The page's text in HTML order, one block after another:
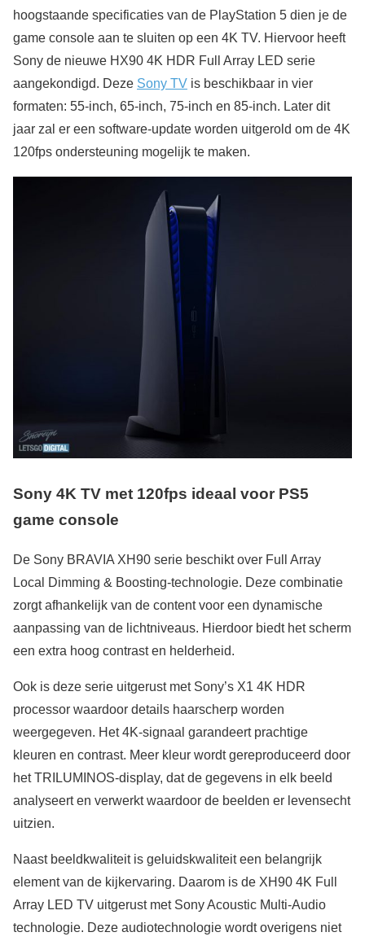
hoogstaande specificaties van de PlayStation 5 dien je de
game console aan te sluiten op een 4K TV. Hiervoor heeft
Sony de nieuwe HX90 4K HDR Full Array LED serie
aangekondigd. Deze Sony TV is beschikbaar in vier
formaten: 55-inch, 65-inch, 75-inch en 85-inch. Later dit
jaar zal er een software-update worden uitgerold om de 4K
120fps ondersteuning mogelijk te maken.
Sony 4K TV met 120fps ideaal voor PS5
game console
De Sony BRAVIA XH90 serie beschikt over Full Array
Local Dimming & Boosting-technologie. Deze combinatie
zorgt afhankelijk van de content voor een dynamische
aanpassing van de lichtniveaus. Hierdoor biedt het scherm
een extra hoog contrast en helderheid.
Ook is deze serie uitgerust met Sony’s X1 4K HDR
processor waardoor details haarscherp worden
weergegeven. Het 4K-signaal garandeert prachtige
kleuren en contrast. Meer kleur wordt gereproduceerd door
het TRILUMINOS-display, dat de gegevens in elk beeld
analyseert en verwerkt waardoor de beelden er levensecht
uitzien.
Naast beeldkwaliteit is geluidskwaliteit een belangrijk
element van de kijkervaring. Daarom is de XH90 4K Full
Array LED TV uitgerust met Sony Acoustic Multi-Audio
technologie. Deze audiotechnologie wordt overigens niet